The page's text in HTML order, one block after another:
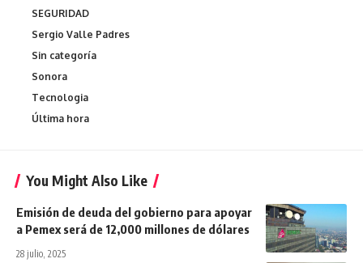
SEGURIDAD
Sergio Valle Padres
Sin categoría
Sonora
Tecnologia
Última hora
You Might Also Like
Emisión de deuda del gobierno para apoyar
a Pemex será de 12,000 millones de dólares
28 julio, 2025